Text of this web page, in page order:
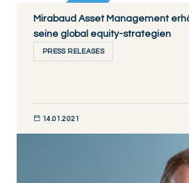
Mirabaud Asset Management
seine global equity-strategien
PRESS RELEASES
14.01.2021